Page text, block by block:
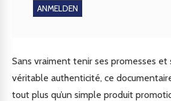
Sans vraiment tenir ses promesses et
véritable authenticité, ce
tout plus qu’un simple produit